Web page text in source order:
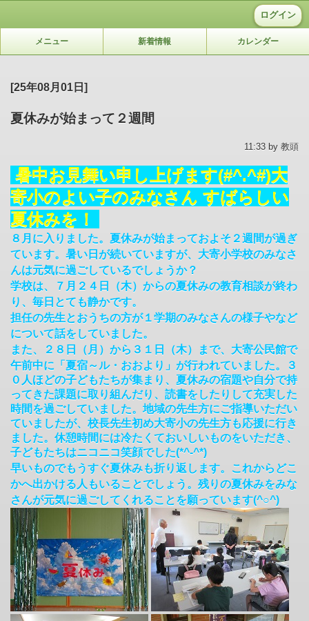
ログイン
メニュー 新着情報 カレンダー
[25年08月01日]
夏休みが始まって２週間
11:33 by 教頭
暑中お見舞い申し上げます(#^.^#)大
寄小のよい子のみなさん すばらしい
夏休みを！
８月に入りました。夏休みが始まっておよそ２週間が過ぎ
ています。暑い日が続いていますが、大寄小学校のみなさ
んは元気に過ごしているでしょうか？
学校は、７月２４日（木）からの夏休みの教育相談が終わ
り、毎日とても静かです。
担任の先生とおうちの方が１学期のみなさんの様子やなど
について話をしていました。
また、２８日（月）から３１日（木）まで、大寄公民館で
午前中に「夏宿～ル・おおより」が行われていました。
３
０人ほどの子どもたちが集まり、夏休みの宿題や自分で持
ってきた課題に取り組んだり、読書をしたりして充実した
時間を過ごしていました。 地域の先生方にご指導いただい
ていましたが、校長先生初め大寄小の先生方も応援に行き
ました。休憩時間には冷たくておいしいものをいただき、
子どもたちはニコニコ笑顔でした(*^-^*)
早いものでもうすぐ夏休みも折り返します。これからどこ
かへ出かける人もいることでしょう。残りの夏休みをみな
さんが元気に過ごしてくれることを願っています(^○^)